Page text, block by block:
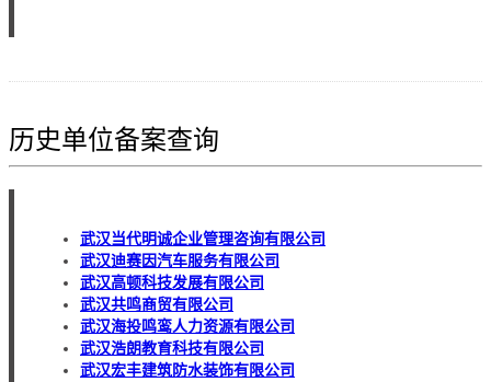
历史单位备案查询
武汉当代明诚企业管理咨询有限公司
武汉迪赛因汽车服务有限公司
武汉高顿科技发展有限公司
武汉共鸣商贸有限公司
武汉海投鸣鸾人力资源有限公司
武汉浩朗教育科技有限公司
武汉宏丰建筑防水装饰有限公司